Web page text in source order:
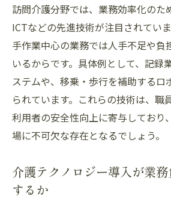
訪問介護分野では、業務効率化のた
ICTなどの先進技術が注目されてい
手作業中心の業務では人手不足や負
いるからです。具体例として、記録
ステムや、移乗・歩行を補助するロ
られています。これらの技術は、職
利用者の安全性向上に寄与しており
場に不可欠な存在となるでしょう。
介護テクノロジー導入が業
するか